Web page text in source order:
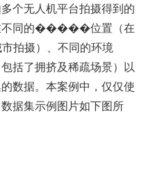
个无人机平台拍摄得到的
不同的�����位置（在
拍摄）、不同的环境
括了拥挤及稀疏场景）以
数据。本案例中，仅仅使
据集示例图片如下图所